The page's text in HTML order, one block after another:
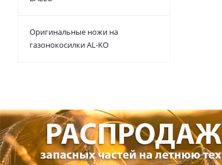
Оригинальные ножи на
газонокосилки AL-KO